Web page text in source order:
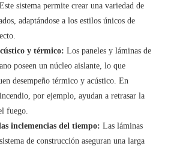
Este sistema permite crear una variedad de
adaptándose a los estilos únicos de
y térmico: Los paneles y láminas de
poseen un núcleo aislante, lo que
desempeño térmico y acústico. En
por ejemplo, ayudan a retrasar la
fuego.
inclemencias del tiempo: Las láminas
de construcción aseguran una larga